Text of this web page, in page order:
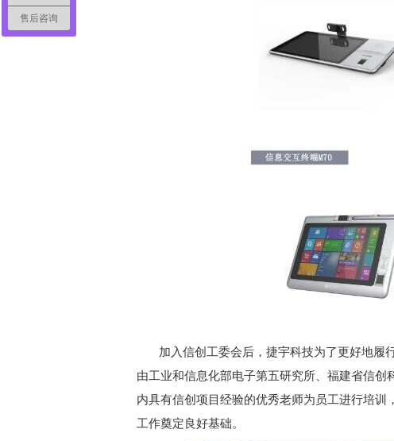
加入信创工委会后，捷宇科技为了更好地履
由工业和信息化部电子第五研究所、福建省信
内具有信创项目经验的优秀老师为员工进行培
工作奠定良好基础。
售后咨询